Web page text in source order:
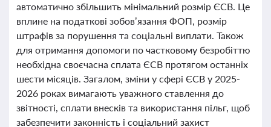
автоматично збільшить мінімальний розмір ЄСВ. Це
вплине на податкові зобов’язання ФОП, розмір
штрафів за порушення та соціальні виплати. Також
для отримання допомоги по частковому безробіттю
необхідна своєчасна сплата ЄСВ протягом останніх
шести місяців. Загалом, зміни у сфері ЄСВ у 2025-
2026 роках вимагають уважного ставлення до
звітності, сплати внесків та використання пільг, щоб
забезпечити законність і соціальний захист